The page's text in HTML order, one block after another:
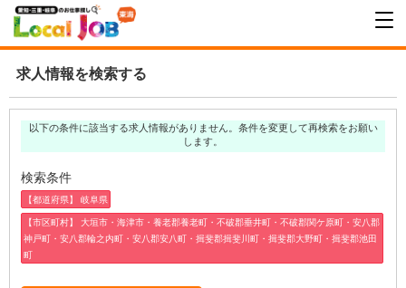
求人情報を検索する
以下の条件に該当する求人情報がありません。条件を変更して再検索をお願い
します。
検索条件
【都道府県】 岐阜県
【市区町村】 大垣市・海津市・養老郡養老町・不破郡垂井町・不破郡関ケ原町・安八郡
神戸町・安八郡輪之内町・安八郡安八町・揖斐郡揖斐川町・揖斐郡大野町・揖斐郡池田
町